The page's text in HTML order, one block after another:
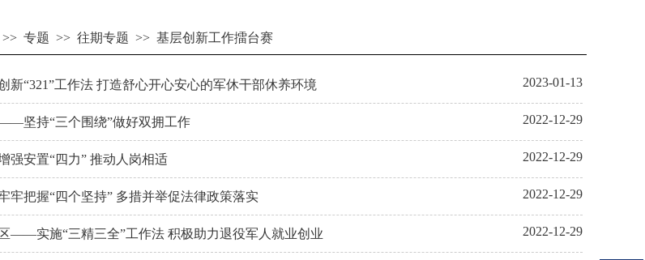
>> 专题 >> 往期专题 >> 基层创新工作擂台赛
“321”工作法 打造舒心开心安心的军休干部休养环境 2023-01-13
坚持“三个围绕”做好双拥工作 2022-12-29
安置“四力” 推动人岗相适 2022-12-29
把握“四个坚持” 多措并举促法律政策落实 2022-12-29
——实施“三精三全”工作法 积极助力退役军人就业创业 2022-12-29